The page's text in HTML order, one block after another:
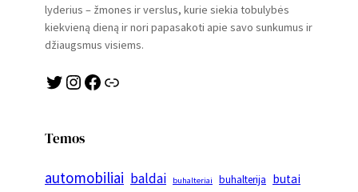
lyderius – žmones ir verslus, kurie siekia tobulybės
kiekvieną dieną ir nori papasakoti apie savo sunkumus ir
džiaugsmus visiems.
Twitter Instagram Facebook Link
Temos
automobiliai baldai buhalteriai buhalterija butai